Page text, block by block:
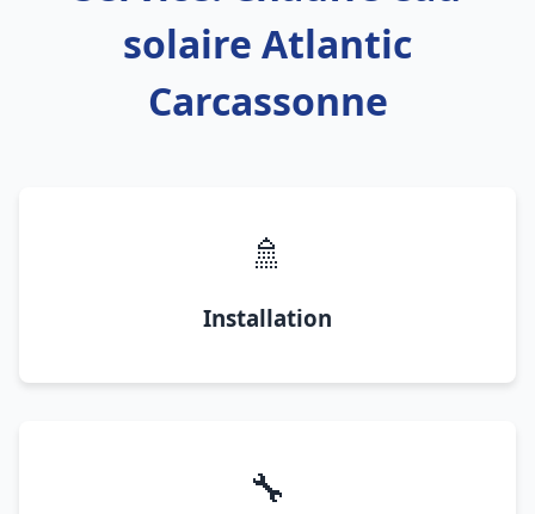
solaire Atlantic
Carcassonne
🚿
Installation
🔧